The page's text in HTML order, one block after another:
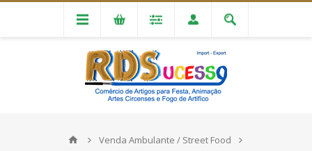
Venda Ambulante / Street Food